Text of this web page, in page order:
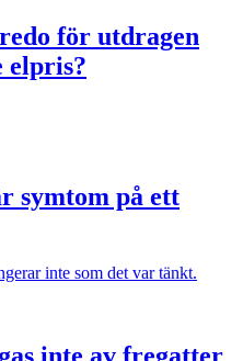
för utdragen
elpris?
symtom på ett
inte som det var tänkt.